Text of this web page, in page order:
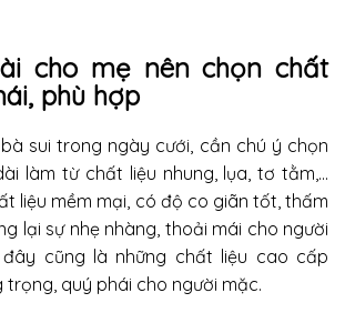
cho mẹ nên chọn chất
phù hợp
sui trong ngày cưới, cần chú ý chọn
làm từ chất liệu nhung, lụa, tơ tằm,…
liệu mềm mại, có độ co giãn tốt, thấm
lại sự nhẹ nhàng, thoải mái cho người
đây cũng là những chất liệu cao cấp
trọng, quý phái cho người mặc.